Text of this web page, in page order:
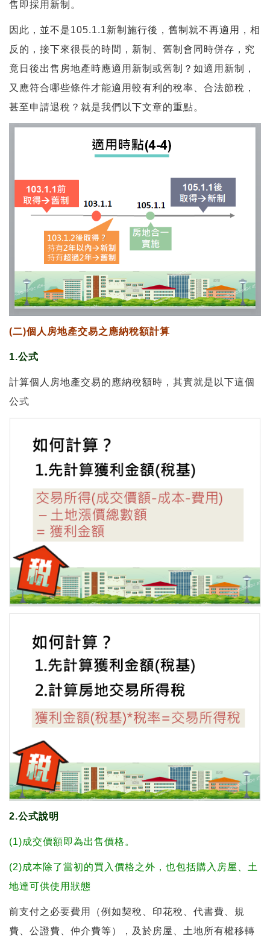
售即採用新制。
因此，並不是105.1.1新制施行後，舊制就不再適用，相
反的，接下來很長的時間，新制、舊制會同時併存，究
竟日後出售房地產時應適用新制或舊制？如適用新制，
又應符合哪些條件才能適用較有利的稅率、合法節稅，
甚至申請退稅？就是我們以下文章的重點。
(二)個人房地產交易之應納稅額計算
1.公式
計算個人房地產交易的應納稅額時，其實就是以下這個
公式
2.公式說明
(1)成交價額即為出售價格。
(2)成本除了當初的買入價格之外，也包括購入房屋、土
地達可供使用狀態
前支付之必要費用（例如契稅、印花稅、代書費、規
費、公證費、仲介費等），及於房屋、土地所有權移轉